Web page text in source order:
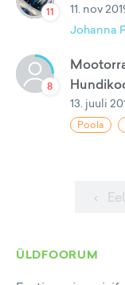
11 11. nov
Johanna
8
13. juuli
Poola
‹
ÜLDFOORUM